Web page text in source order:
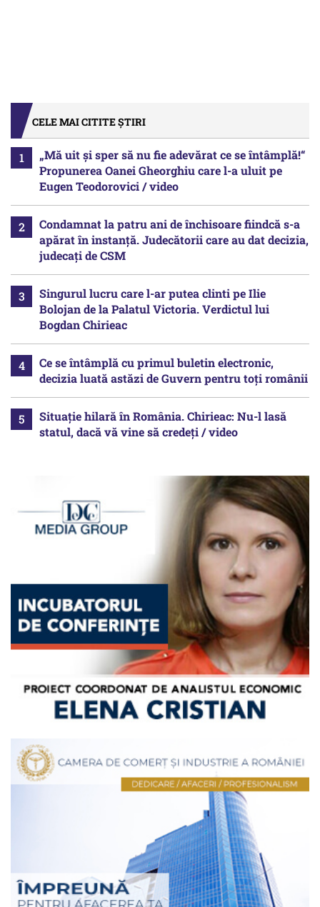
CELE MAI CITITE ȘTIRI
„Mă uit și sper să nu fie adevărat ce se întâmplă!“
Propunerea Oanei Gheorghiu care l-a uluit pe
Eugen Teodorovici / video
Condamnat la patru ani de închisoare fiindcă s-a
apărat în instanță. Judecătorii care au dat decizia,
judecați de CSM
Singurul lucru care l-ar putea clinti pe Ilie
Bolojan de la Palatul Victoria. Verdictul lui
Bogdan Chirieac
Ce se întâmplă cu primul buletin electronic,
decizia luată astăzi de Guvern pentru toți românii
Situație hilară în România. Chirieac: Nu-l lasă
statul, dacă vă vine să credeți / video